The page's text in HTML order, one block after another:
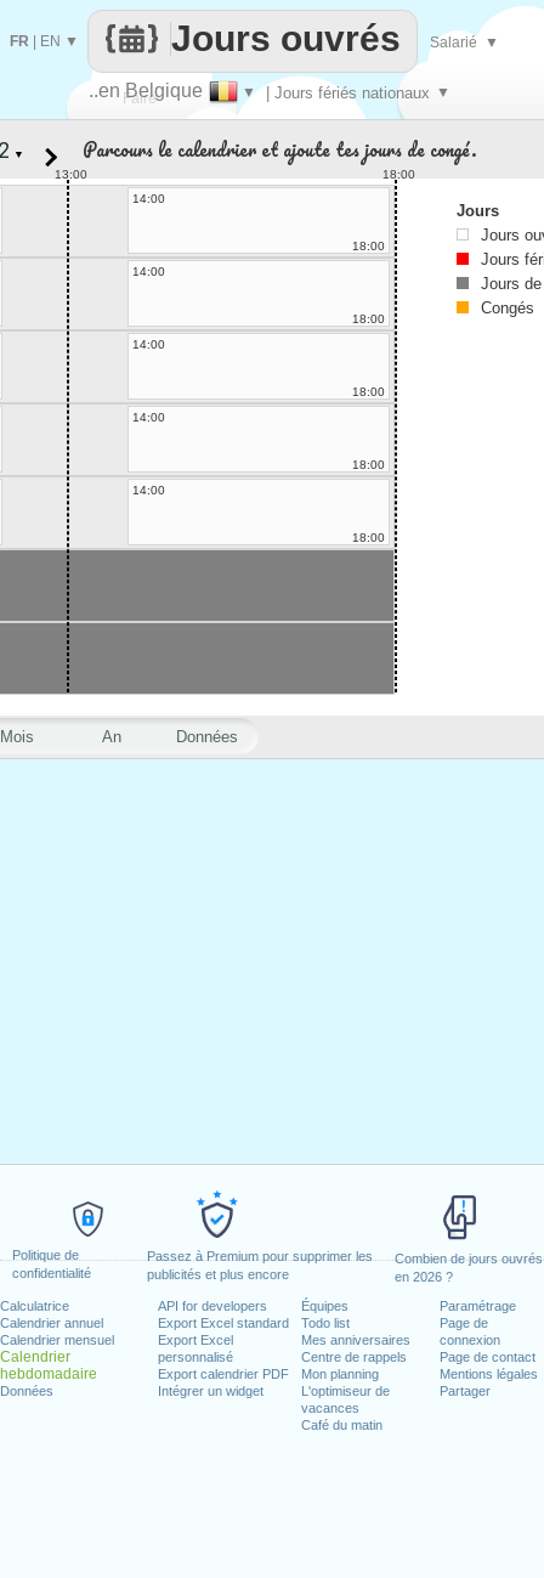
Politique de
confidentialité
Passez à Premium pour supprimer les
publicités et plus encore
Combien de jours ouvrés
en 2026 ?
Calculatrice
Calendrier annuel
Calendrier mensuel
Calendrier
hebdomadaire
Données
API for developers
Export Excel standard
Export Excel
personnalisé
Export calendrier PDF
Intégrer un widget
Équipes
Todo list
Mes anniversaires
Centre de rappels
Mon planning
L'optimiseur de
vacances
Café du matin
Paramétrage
Page de
connexion
Page de contact
Mentions légales
Partager
Faire
..en Belgique ▼ | Jours fériés nationaux ▼
Jours ouvrés
FR EN ▼ Salarié ▼
Mois An Données
▼ Parcours le calendrier et ajoute tes jours de congé.
13:00
18:00
14:00
18:00
14:00
18:00
14:00
18:00
14:00
18:00
14:00
18:00
Jours
Jours
Jours
Jours
Congés